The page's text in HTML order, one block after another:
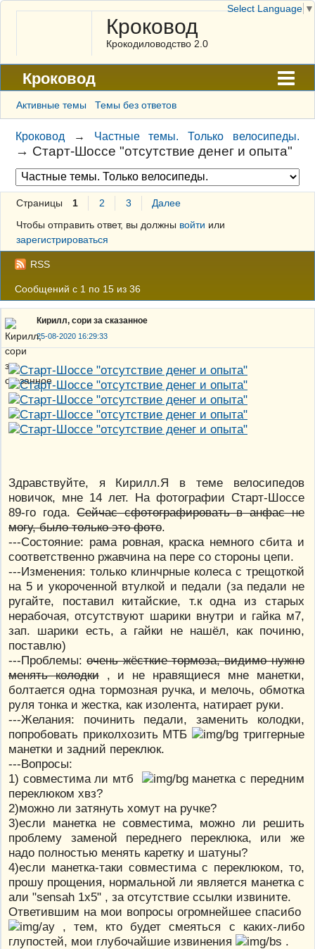
Кроковод
Крокодиловодство 2.0
Кроковод
Форум
Архив
ГАЛЕРЕЯ
Правила
Поиск
Регистрация
Вход
Активные темы Темы без ответов
Кроковод → Частные темы. Только велосипеды.
→ Старт-Шоссе "отсутствие денег и опыта"
Страницы 1 2 3
Далее
Чтобы отправить ответ, вы должны войти или
зарегистрироваться
RSS
Сообщений с 1 по 15 из 36
Кирилл, сори за сказанное
25-08-2020 16:29:33
Здравствуйте, я Кирилл.Я в теме велосипедов
новичок, мне 14 лет. На фотографии Старт-Шоссе
89-го года.Сейчас сфотографировать в анфас не
могу, было только это фото.
---Состояние: рама ровная, краска немного сбита и
соответственно ржавчина на пере со стороны цепи.
---Изменения: только клинчрные колеса с трещоткой
на 5 и укороченной втулкой и педали (за педали не
ругайте, поставил китайские, т.к одна из старых
нерабочая, отсутствуют шарики внутри и гайка м7,
зап. шарики есть, а гайки не нашёл, как починю,
поставлю)
---Проблемы:очень жёсткие тормоза, видимо нужно
менять колодки, и не нравящиеся мне манетки,
болтается одна тормозная ручка, и мелочь, обмотка
руля тонка и жестка, как изолента, натирает руки.
---Желания: починить педали, заменить колодки,
попробовать приколхозить МТБ
триггерные
манетки и задний переклюк.
---Вопросы:
1) совместима ли мтб
манетка с передним
переклюком хвз?
2)можно ли затянуть хомут на ручке?
3)если манетка не совместима, можно ли решить
проблему заменой переднего переклюка, или же
надо полностью менять каретку и шатуны?
4)если манетка-таки совместима с переклюком, то,
прошу прощения, нормальной ли является манетка с
али "sensah 1x5" , за отсутствие ссылки извините.
Ответившим на мои вопросы огромнейшее спасибо
, тем, кто будет смеяться с каких-либо
глупостей, мои глубочайшие извинения
.
Select Language ▼